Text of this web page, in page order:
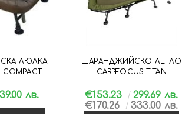
ЛЮЛКА
COMPACT
лв.
ШАРАНДЖИЙСКО ЛЕГЛО
CARPFOCUS TITAN
€153.23
299.69 лв.
€170.26
333.00 лв.